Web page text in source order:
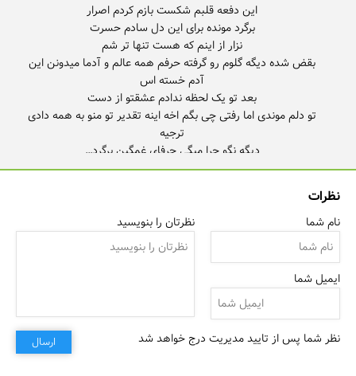
بقض شده دیگه گلوم رو گرفته حرفم همه عالم و آدما میدونن این
تو دلم موندی اما رفتی چی بگم اخه اینه تقدیر تو منو به همه دادی
دیگه نگو چرا میگی حرفای غمگین برگرد…
نظرات
نام شما
ایمیل شما
نظرتان را بنویسید
نظر شما پس از تایید مدیریت درج خواهد شد ارسال